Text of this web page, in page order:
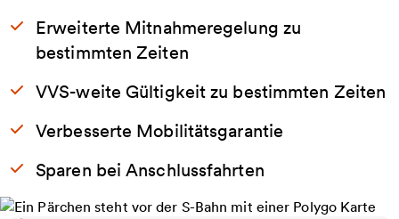
Erweiterte Mitnahmeregelung zu
bestimmten Zeiten
VVS-weite Gültigkeit zu bestimmten Zeiten
Verbesserte Mobilitätsgarantie
Sparen bei Anschlussfahrten